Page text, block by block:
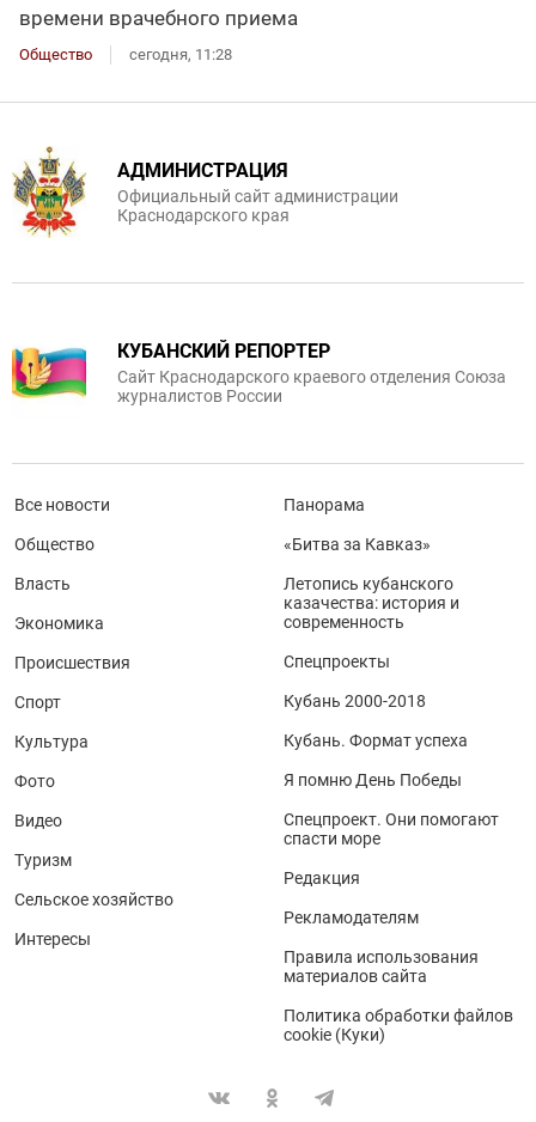
времени врачебного приема
Общество сегодня, 11:28
АДМИНИСТРАЦИЯ
Официальный сайт администрации
Краснодарского края
КУБАНСКИЙ РЕПОРТЕР
Сайт Краснодарского краевого отделения Союза
журналистов России
Все новости
Общество
Власть
Экономика
Происшествия
Спорт
Культура
Фото
Видео
Туризм
Сельское хозяйство
Интересы
Панорама
«Битва за Кавказ»
Летопись кубанского
казачества: история и
современность
Спецпроекты
Кубань 2000-2018
Кубань. Формат успеха
Я помню День Победы
Спецпроект. Они помогают
спасти море
Редакция
Рекламодателям
Правила использования
материалов сайта
Политика обработки файлов
cookie (Куки)